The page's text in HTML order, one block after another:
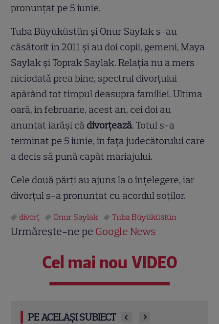
pronunțat pe 5 iunie.
Tuba Büyüküstün și Onur Saylak s-au
căsătorit în 2011 și au doi copii, gemeni, Maya
Saylak și Toprak Saylak. Relația nu a mers
niciodată prea bine, spectrul divorțului
apărând tot timpul deasupra familiei. Ultima
oară, în februarie, acest an, cei doi au
anunțat iarăși că divorțează. Totul s-a
terminat pe 5 iunie, în fața judecătorului care
a decis să pună capăt mariajului.
Cele două părți au ajuns la o înțelegere, iar
divorțul s-a pronunțat cu acordul soților.
divorţ Onur Saylak Tuba Büyüküstün
Urmărește-ne pe Google News
Cel mai nou VIDEO
PE ACELAȘI SUBIECT